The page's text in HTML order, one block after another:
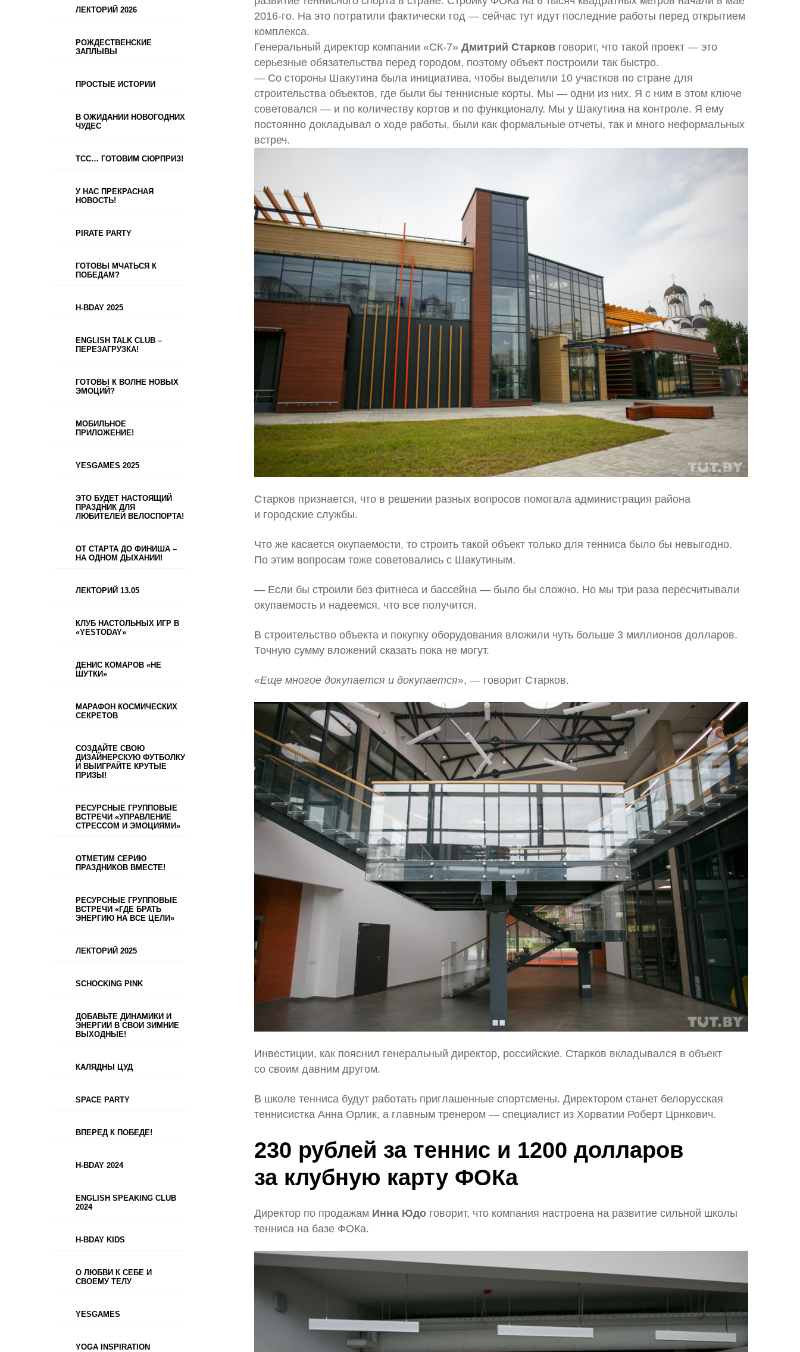
ЛЕКТОРИЙ 2026
РОЖДЕСТВЕНСКИЕ
ЗАПЛЫВЫ
ПРОСТЫЕ ИСТОРИИ
В ОЖИДАНИИ НОВОГОДНИХ
ЧУДЕС
ТСС… ГОТОВИМ СЮРПРИЗ!
У НАС ПРЕКРАСНАЯ
НОВОСТЬ!
PIRATE PARTY
ГОТОВЫ МЧАТЬСЯ К
ПОБЕДАМ?
H-BDAY 2025
ENGLISH TALK CLUB –
ПЕРЕЗАГРУЗКА!
ГОТОВЫ К ВОЛНЕ НОВЫХ
ЭМОЦИЙ?
МОБИЛЬНОЕ
ПРИЛОЖЕНИЕ!
YESGAMES 2025
ЭТО БУДЕТ НАСТОЯЩИЙ
ПРАЗДНИК ДЛЯ
ЛЮБИТЕЛЕЙ ВЕЛОСПОРТА!
ОТ СТАРТА ДО ФИНИША –
НА ОДНОМ ДЫХАНИИ!
ЛЕКТОРИЙ 13.05
КЛУБ НАСТОЛЬНЫХ ИГР В
«YESTODAY»
ДЕНИС КОМАРОВ «НЕ
ШУТКИ»
МАРАФОН КОСМИЧЕСКИХ
СЕКРЕТОВ
СОЗДАЙТЕ СВОЮ
ДИЗАЙНЕРСКУЮ ФУТБОЛКУ
И ВЫИГРАЙТЕ КРУТЫЕ
ПРИЗЫ!
РЕСУРСНЫЕ ГРУППОВЫЕ
ВСТРЕЧИ «УПРАВЛЕНИЕ
СТРЕССОМ И ЭМОЦИЯМИ»
ОТМЕТИМ СЕРИЮ
ПРАЗДНИКОВ ВМЕСТЕ!
РЕСУРСНЫЕ ГРУППОВЫЕ
ВСТРЕЧИ «ГДЕ БРАТЬ
ЭНЕРГИЮ НА ВСЕ ЦЕЛИ»
ЛЕКТОРИЙ 2025
SCHOCKING PINK
ДОБАВЬТЕ ДИНАМИКИ И
ЭНЕРГИИ В СВОИ ЗИМНИЕ
ВЫХОДНЫЕ!
КАЛЯДНЫ ЦУД
SPACE PARTY
ВПЕРЕД К ПОБЕДЕ!
H-BDAY 2024
ENGLISH SPEAKING CLUB
2024
H-BDAY KIDS
О ЛЮБВИ К СЕБЕ И
СВОЕМУ ТЕЛУ
YESGAMES
YOGA INSPIRATION
2016-го. На это потратили фактически год — сейчас тут идут последние работы перед открытием
комплекса.
Генеральный директор компании «СК-7» Дмитрий Старков говорит, что такой проект — это
серьезные обязательства перед городом, поэтому объект построили так быстро.
— Со стороны Шакутина была инициатива, чтобы выделили 10 участков по стране для
строительства объектов, где были бы теннисные корты. Мы — одни из них. Я с ним в этом ключе
советовался — и по количеству кортов и по функционалу. Мы у Шакутина на контроле. Я ему
постоянно докладывал о ходе работы, были как формальные отчеты, так и много неформальных
встреч.
Старков признается, что в решении разных вопросов помогала администрация района
и городские службы.
Что же касается окупаемости, то строить такой объект только для тенниса было бы невыгодно.
По этим вопросам тоже советовались с Шакутиным.
— Если бы строили без фитнеса и бассейна — было бы сложно. Но мы три раза пересчитывали
окупаемость и надеемся, что все получится.
В строительство объекта и покупку оборудования вложили чуть больше 3 миллионов долларов.
Точную сумму вложений сказать пока не могут.
«Еще многое докупается и докупается», — говорит Старков.
Инвестиции, как пояснил генеральный директор, российские. Старков вкладывался в объект
со своим давним другом.
В школе тенниса будут работать приглашенные спортсмены. Директором станет белорусская
теннисистка Анна Орлик, а главным тренером — специалист из Хорватии Роберт Црнкович.
230 рублей за теннис и 1200 долларов
за клубную карту ФОКа
Директор по продажам Инна Юдо говорит, что компания настроена на развитие сильной школы
тенниса на базе ФОКа.